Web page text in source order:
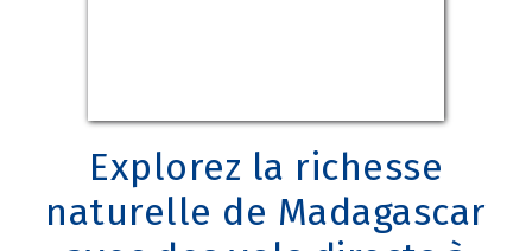
Explorez la richesse
naturelle de Madagascar